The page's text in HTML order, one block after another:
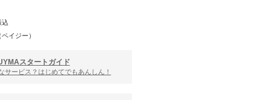
込
イジー）
スタートガイド
サービス？はじめてでもあんしん！